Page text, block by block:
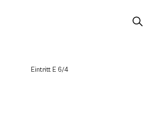
Eintritt E 6/4